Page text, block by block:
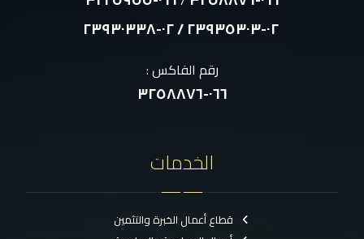
٠٢-٢٣٩٣٥٣٠٣ / ٠٢-٢٣٩٣٠٣٣٨
رقم الفاكس :
٠٦٦-٣٢٥٨٨٧٦
الخدمات
قطاع أعمال الخبرة والتثمين